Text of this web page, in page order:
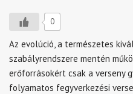
0
Az evolúció, a természetes
szabályrendszere mentén
erőforrásokért csak a verseny
folyamatos fegyverkezési